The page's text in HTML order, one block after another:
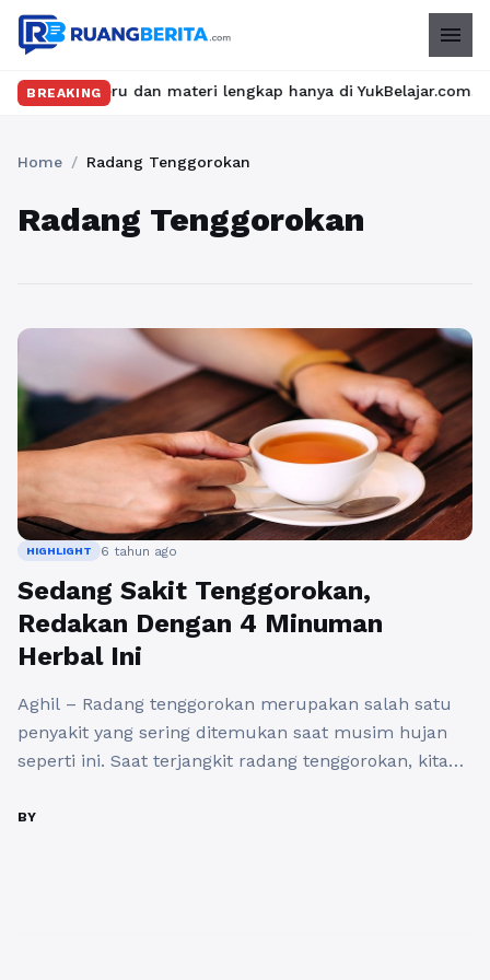
menu
BREAKING
seru dan materi lengkap hanya di YukBelajar.com.
Home / Radang Tenggorokan
Radang Tenggorokan
HIGHLIGHT 6 tahun ago
Sedang Sakit Tenggorokan,
Redakan Dengan 4 Minuman
Herbal Ini
Aghil – Radang tenggorokan merupakan salah satu
penyakit yang sering ditemukan saat musim hujan
seperti ini. Saat terjangkit radang tenggorokan, kita
tenggorokan. Saat kita terserang radang tenggorokan,
BY